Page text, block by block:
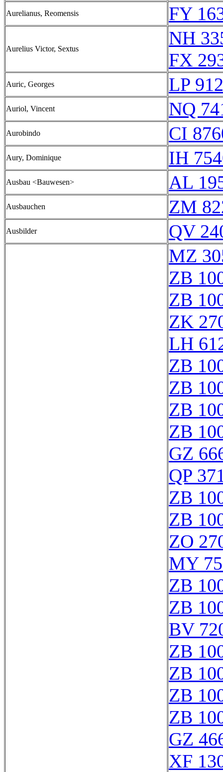
Aurelianus, Reomensis FY
Aurelius Victor, Sextus
NH
FX
Auric, Georges LP
Auriol, Vincent NQ
Aurobindo CI
Aury, Dominique IH
Ausbau <Bauwesen> AL
Ausbauchen ZM
Ausbilder
QV
MZ
ZB
ZB
ZK
LH
ZB
ZB
ZB
ZB
GZ
QP
ZB
ZB
ZO
MY
ZB
ZB
BV
ZB
ZB
ZB
ZB
GZ
XF